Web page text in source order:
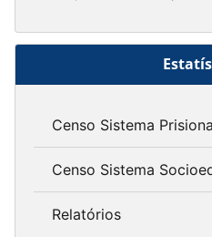
Censo Sistema
Censo Sistema
Relatórios